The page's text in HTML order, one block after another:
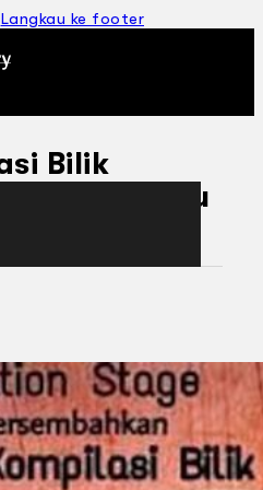
Langkau ke footer
Bilik
Bulan Madu